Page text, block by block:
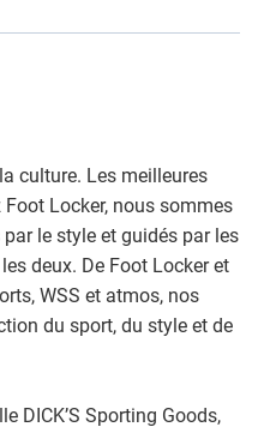
culture. Les meilleures
Locker, nous sommes
le style et guidés par les
deux. De Foot Locker et
WSS et atmos, nos
du sport, du style et de
DICK’S Sporting Goods,